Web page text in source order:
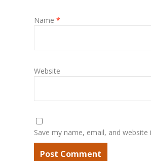
Name *
Website
Save my name, email, and